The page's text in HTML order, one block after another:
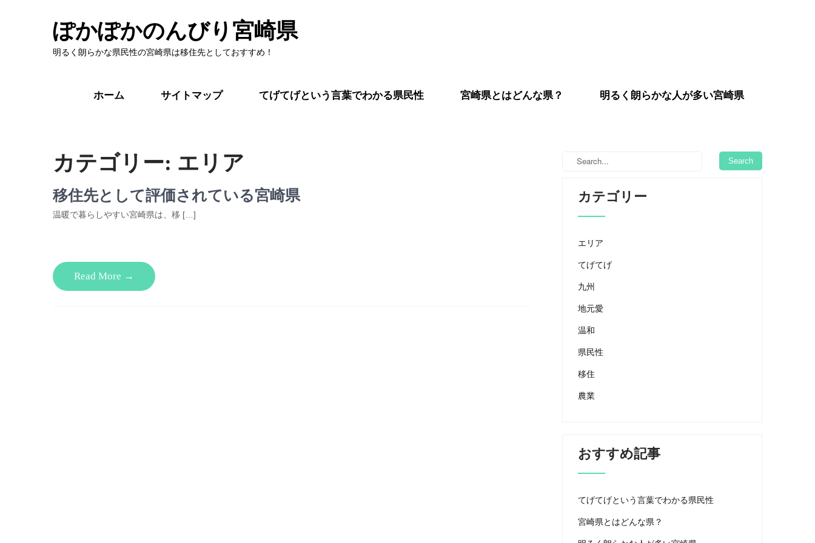
ぽかぽかのんびり宮崎県
明るく朗らかな県民性の宮崎県は移住先としておすすめ！
ホーム サイトマップ てげてげという言葉でわかる県民性 宮崎県とはどんな県？ 明るく朗らかな人が多い宮崎県
カテゴリー: エリア
移住先として評価されている宮崎県
温暖で暮らしやすい宮崎県は、移 […]
Read More →
カテゴリー
エリア
てげてげ
九州
地元愛
温和
県民性
移住
農業
おすすめ記事
てげてげという言葉でわかる県民性
宮崎県とはどんな県？